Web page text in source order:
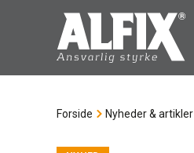
Forside Nyheder & artikler